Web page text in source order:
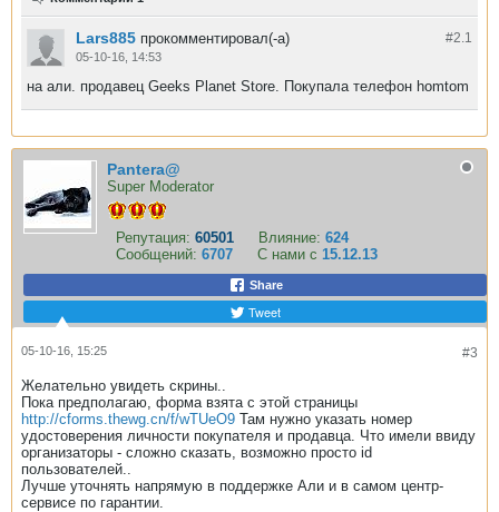
#2.1
Lars885 прокомментировал(-а)
05-10-16, 14:53
на али. продавец Geeks Planet Store. Покупала телефон homtom
Pantera@
Super Moderator
Репутация: 60501 Влияние: 624
Сообщений: 6707 С нами с 15.12.13
Share
Tweet
#3
05-10-16, 15:25
Желательно увидеть скрины..
Пока предполагаю, форма взята с этой страницы
http://cforms.thewg.cn/f/wTUeO9 Там нужно указать номер
удостоверения личности покупателя и продавца. Что имели ввиду
организаторы - сложно сказать, возможно просто id
пользователей..
Лучше уточнять напрямую в поддержке Али и в самом центр-
сервисе по гарантии.